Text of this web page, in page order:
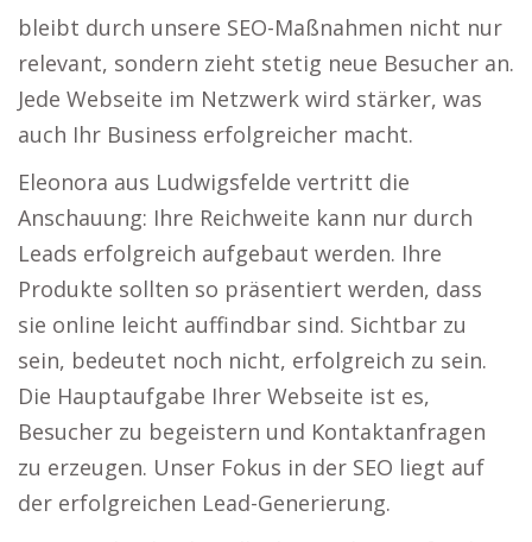
bleibt durch unsere SEO-Maßnahmen nicht nur
relevant, sondern zieht stetig neue Besucher an.
Jede Webseite im Netzwerk wird stärker, was
auch Ihr Business erfolgreicher macht.
Eleonora aus Ludwigsfelde vertritt die
Anschauung: Ihre Reichweite kann nur durch
Leads erfolgreich aufgebaut werden. Ihre
Produkte sollten so präsentiert werden, dass
sie online leicht auffindbar sind. Sichtbar zu
sein, bedeutet noch nicht, erfolgreich zu sein.
Die Hauptaufgabe Ihrer Webseite ist es,
Besucher zu begeistern und Kontaktanfragen
zu erzeugen. Unser Fokus in der SEO liegt auf
der erfolgreichen Lead-Generierung.